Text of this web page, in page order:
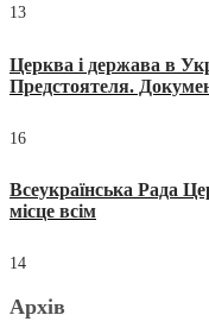
13
Церква і держава в
Предстоятеля.
16
Всеукраїнська Рада
місце всім
14
Архів